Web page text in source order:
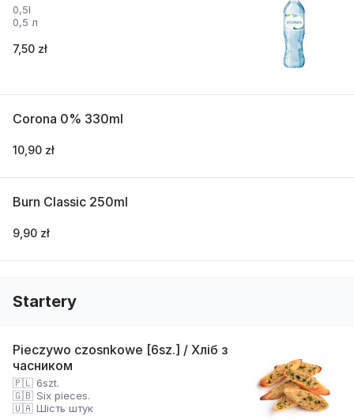
0,5l
0,5 л
7,50 zł
Corona 0% 330ml
10,90 zł
Burn Classic 250ml
9,90 zł
Startery
Pieczywo czosnkowe [6sz.] / Хліб з
часником
🇵🇱 6szt.
🇬🇧 Six pieces.
🇺🇦 Шість штук